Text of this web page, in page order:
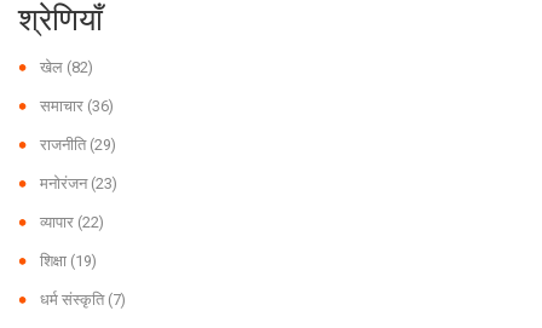
श्रेणियाँ
खेल (82)
समाचार (36)
राजनीति (29)
मनोरंजन (23)
व्यापार (22)
शिक्षा (19)
धर्म संस्कृति (7)